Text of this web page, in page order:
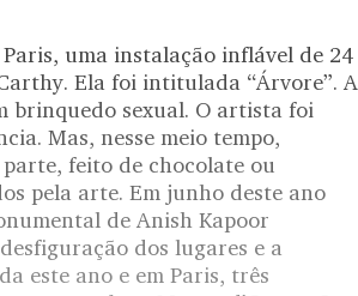
uma instalação inflável de 24
Ela foi intitulada “Árvore”. A
brinquedo sexual. O artista foi
Mas, nesse meio tempo,
feito de chocolate ou
pela arte. Em junho deste ano
de Anish Kapoor
dos lugares e a
este ano e em Paris, três